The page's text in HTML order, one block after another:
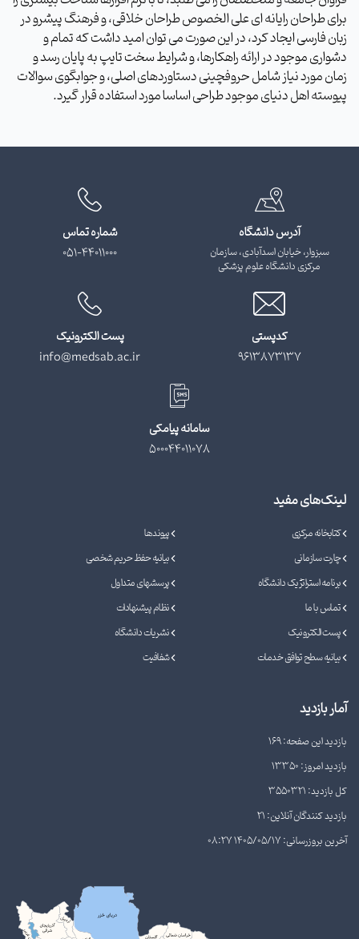
برای طراحان رایانه ای علی الخصوص طراحان خلاقی، و فرهنگ پیشرو در
زبان فارسی ایجاد کرد، در این صورت می توان امید داشت که تمام و
دشواری موجود در ارائه راهکارها، و شرایط سخت تایپ به پایان رسد و
زمان مورد نیاز شامل حروفچینی دستاوردهای اصلی، و جوابگوی سوالات
پیوسته اهل دنیای موجود طراحی اساسا مورد استفاده قرار گیرد.
آدرس دانشگاه
سبزوار، خیابان اسدآبادی، سازمان
مرکزی دانشگاه علوم پزشکی
شماره تماس
051-44011000
کدپستی
9613873137
پست الکترونیک
info@medsab.ac.ir
سامانه پیامکی
500044011078
لینک‌های مفید
کتابخانه مرکزی
پیوندها
چارت سازمانی
بیانیه حفظ حریم شخصی
برنامه استراتژیک دانشگاه
پرسشهای متداول
تماس با ما
نظام پیشنهادات
پست الکترونیک
نشریات دانشگاه
بیانیه سطح توافق خدمات
شفافیت
آمار بازدید
بازدید این صفحه: 169
بازدید امروز: 13350
کل بازدید: 3550321
بازدید کنندگان آنلاین: 21
آخرین بروزرسانی: 1405/05/17 08:27